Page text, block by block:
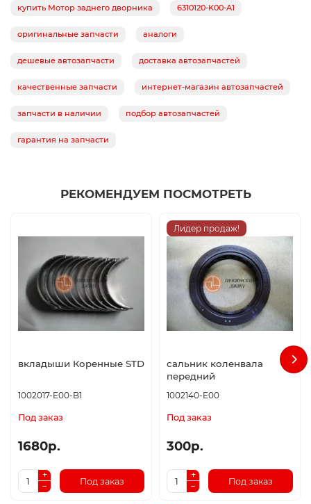
купить Мотор заднего дворника 6310120-K00-A1
оригинальные запчасти аналоги
дешевые автозапчасти доставка автозапчастей
качественные запчасти интернет-магазин автозапчастей
запчасти в наличии подбор автозапчастей
гарантия на запчасти
РЕКОМЕНДУЕМ ПОСМОТРЕТЬ
вкладыши Коренные STD
1002017-E00-B1
Под заказ
1680р.
Под заказ
Лидер продаж!
сальник коленвала
передний
1002140-E00
Под заказ
300р.
Под заказ